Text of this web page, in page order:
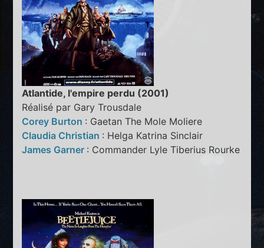
Atlantide, l'empire perdu (2001)
Réalisé par Gary Trousdale
Corey Burton : Gaetan The Mole Moliere
Claudia Christian : Helga Katrina Sinclair
James Garner : Commander Lyle Tiberius Rourke